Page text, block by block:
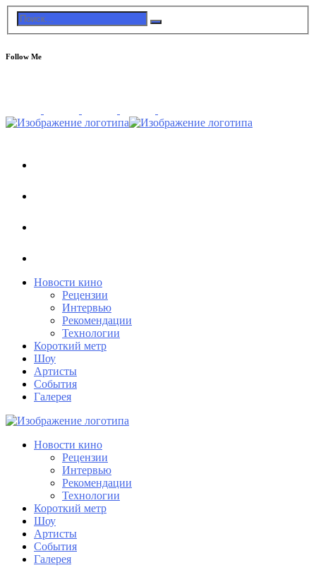
Follow Me
Новости кино
Рецензии
Интервью
Рекомендации
Технологии
Короткий метр
Шоу
Артисты
События
Галерея
Новости кино
Рецензии
Интервью
Рекомендации
Технологии
Короткий метр
Шоу
Артисты
События
Галерея